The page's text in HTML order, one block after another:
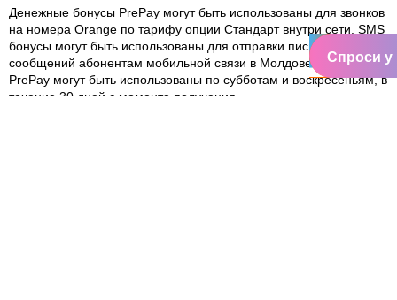
Денежные бонусы PrePay могут быть использованы для звонков
на номера Orange по тарифу опции Стандарт внутри сети. SMS
бонусы могут быть использованы для отправки письменных
сообщений абонентам мобильной связи в Молдове. Все бонусы
PrePay могут быть использованы по субботам и воскресеньям, в
течение 30 дней с момента получения.
Спроси у